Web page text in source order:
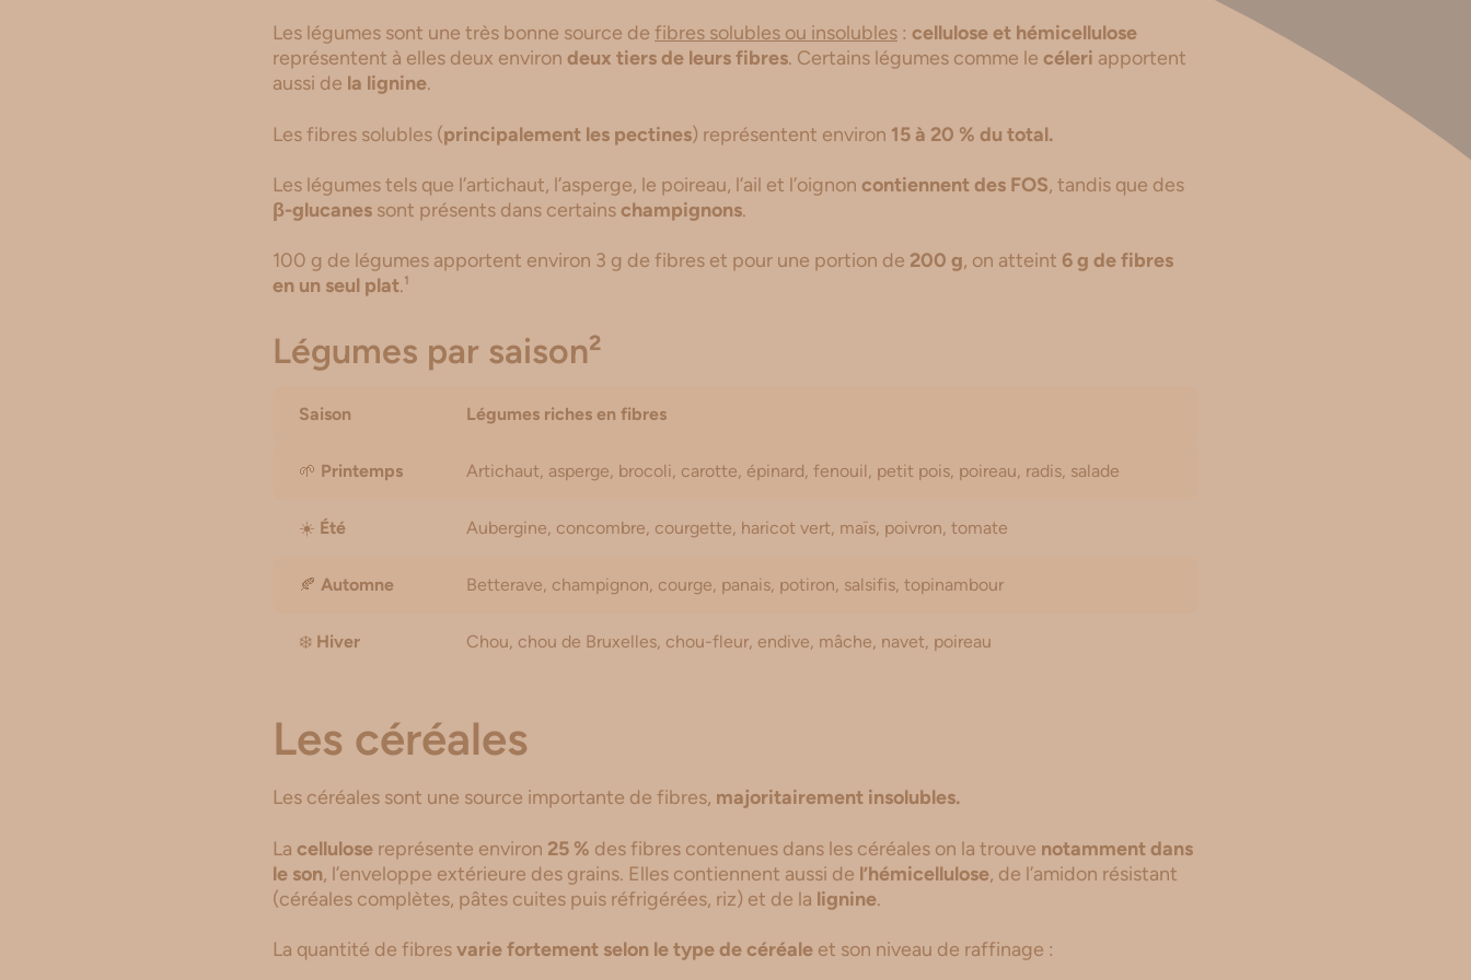
Les légumes sont une très bonne source de fibres solubles ou insolubles : cellulose et hémicellulose
représentent à elles deux environ deux tiers de leurs fibres. Certains légumes comme le céleri apportent
aussi de la lignine.
Les fibres solubles (principalement les pectines) représentent environ 15 à 20 % du total.
Les légumes tels que l’artichaut, l’asperge, le poireau, l’ail et l’oignon contiennent des FOS, tandis que des
β-glucanes sont présents dans certainschampignons.
100 g de légumes apportent environ 3 g de fibres et pour une portion de 200 g, on atteint 6 g de fibres
en un seul plat.¹
Légumes par saison²
Saison Légumes riches en fibres
🌱 Printemps Artichaut, asperge, brocoli, carotte, épinard, fenouil, petit pois, poireau, radis, salade
☀️ Été Aubergine, concombre, courgette, haricot vert, maïs, poivron, tomate
🍂 Automne Betterave, champignon, courge, panais, potiron, salsifis, topinambour
❄️ Hiver Chou, chou de Bruxelles, chou-fleur, endive, mâche, navet, poireau
Les céréales
Les céréales sont une source importante de fibres, majoritairement insolubles.
La cellulose représente environ 25 % des fibres contenues dans les céréales on la trouve notamment dans
le son, l’enveloppe extérieure des grains. Elles contiennent aussi de l’hémicellulose, de l’amidon résistant
(céréales complètes, pâtes cuites puis réfrigérées, riz) et de la lignine.
La quantité de fibresvarie fortement selon le type de céréale et son niveau de raffinage :